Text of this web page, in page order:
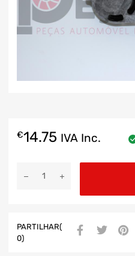
€14.75 IVA Inc.
PARTILHAR(
0)